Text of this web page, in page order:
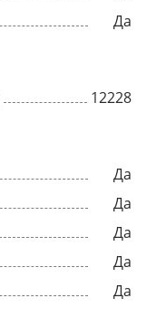
Да
12228
Да
Да
Да
Да
Да